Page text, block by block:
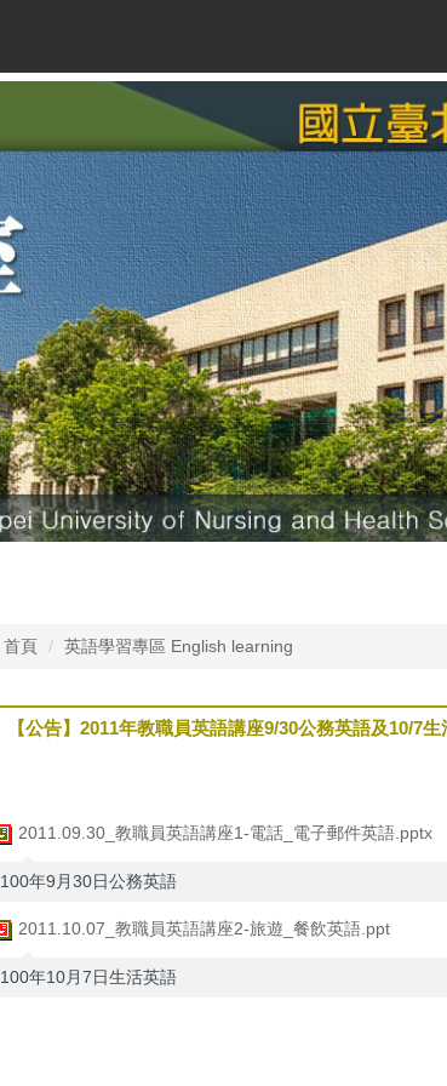
首頁 英語學習專區 English learning
【公告】2011年教職員英語講座9/30公務英語及10/7
2011.09.30_教職員英語講座1-電話_電子郵件英語.pptx
100年9月30日公務英語
2011.10.07_教職員英語講座2-旅遊_餐飲英語.ppt
100年10月7日生活英語